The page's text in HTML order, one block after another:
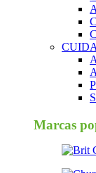
Marcas